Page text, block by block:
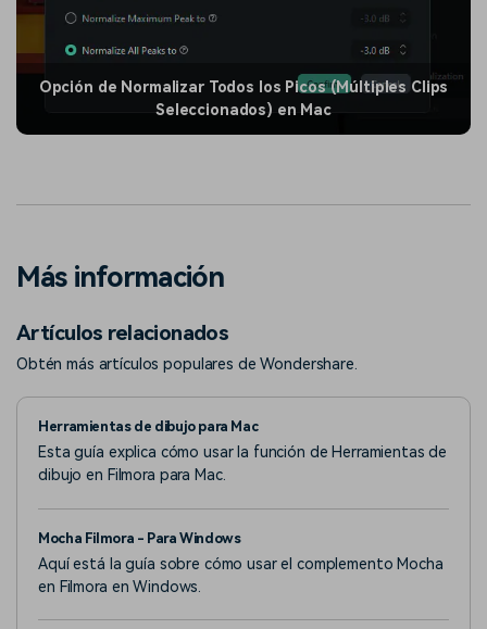
Opción de Normalizar Todos los Picos (Múltiples Clips
Seleccionados) en Mac
Más información
Artículos relacionados
Obtén más artículos populares de Wondershare.
Herramientas de dibujo para Mac
Esta guía explica cómo usar la función de Herramientas de
dibujo en Filmora para Mac.
Mocha Filmora - Para Windows
Aquí está la guía sobre cómo usar el complemento Mocha
en Filmora en Windows.